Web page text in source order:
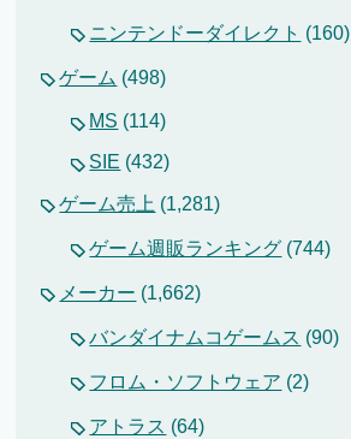
ニンテンドーダイレクト (160)
ゲーム (498)
MS (114)
SIE (432)
ゲーム売上 (1,281)
ゲーム週販ランキング (744)
メーカー (1,662)
バンダイナムコゲームス (90)
フロム・ソフトウェア (2)
アトラス (64)